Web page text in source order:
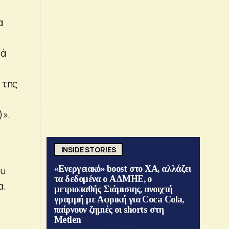
INSIDE STORIES
«Ενεργειακό» boost στο ΧΑ, αλλάζει
τα δεδομένα ο ΑΔΜΗΕ, ο
μετριοπαθής Σιάμισιης, ανοιχτή
γραμμή με Αφρική για Coca Cola,
παίρνουν ζημιές οι shorts στη
Metlen